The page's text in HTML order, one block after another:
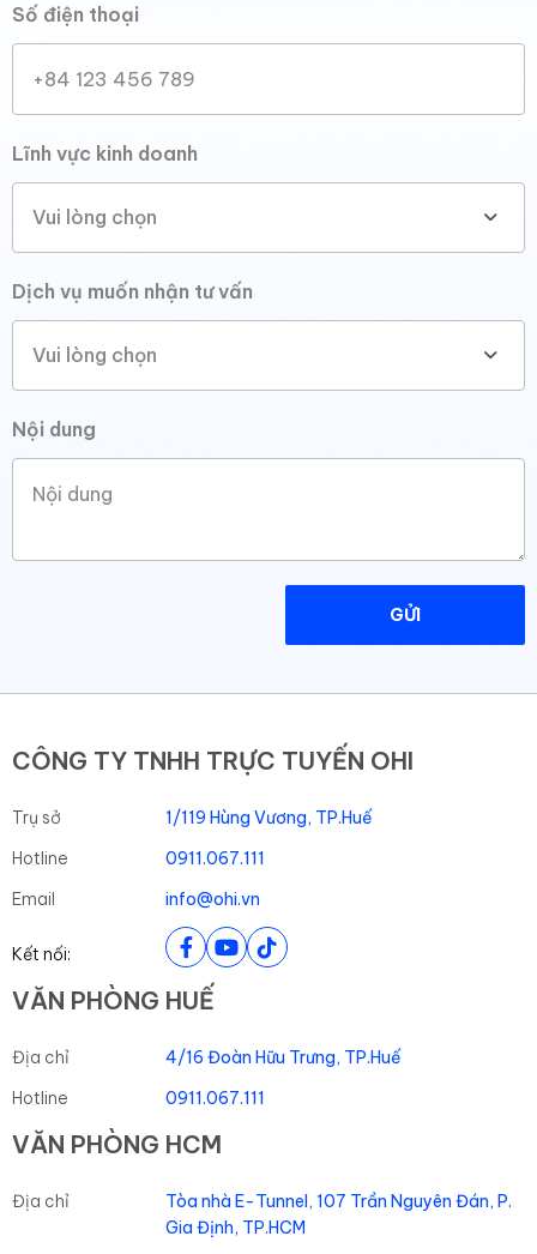
OHI thực sự làm việc tận tâm và chuyên
nghiệp. Họ không chỉ đưa ra kế hoạch mà
còn liên tục theo dõi và tối ưu hóa chiến
Nha Khoa Thẩm Mỹ Quốc Tế
trợ khách hàng hết sức nhiệt tình của OHI,
ý cho chúng tôi những giải pháp hết sức
thiết thực cho hoạt động kinh doanh.
Đất Xanh Bắc Miền Trung
Tôi rất ấn tượng với việc OHI không ngừng
đề xuất những chiến lược mới và tiên tiến
nghi với thị trường động đầy thách thức.
Sự chuyên nghiệp và sự cam kết của họ đã
tạo nên sự khác biệt đáng kể cho chiến
Số điện thoại
Lĩnh vực kinh doanh
Vui lòng chọn
Dịch vụ muốn nhận tư vấn
Vui lòng chọn
Nội dung
GỬI
CÔNG TY TNHH TRỰC TUYẾN OHI
Trụ sở
1/119 Hùng Vương, TP.Huế
Hotline
0911.067.111
Email
info@ohi.vn
Kết nối:
VĂN PHÒNG HUẾ
Địa chỉ
4/16 Đoàn Hữu Trưng, TP.Huế
Hotline
0911.067.111
VĂN PHÒNG HCM
Địa chỉ
Tòa nhà E-Tunnel, 107 Trần Nguyên Đán, P.
Gia Định, TP.HCM